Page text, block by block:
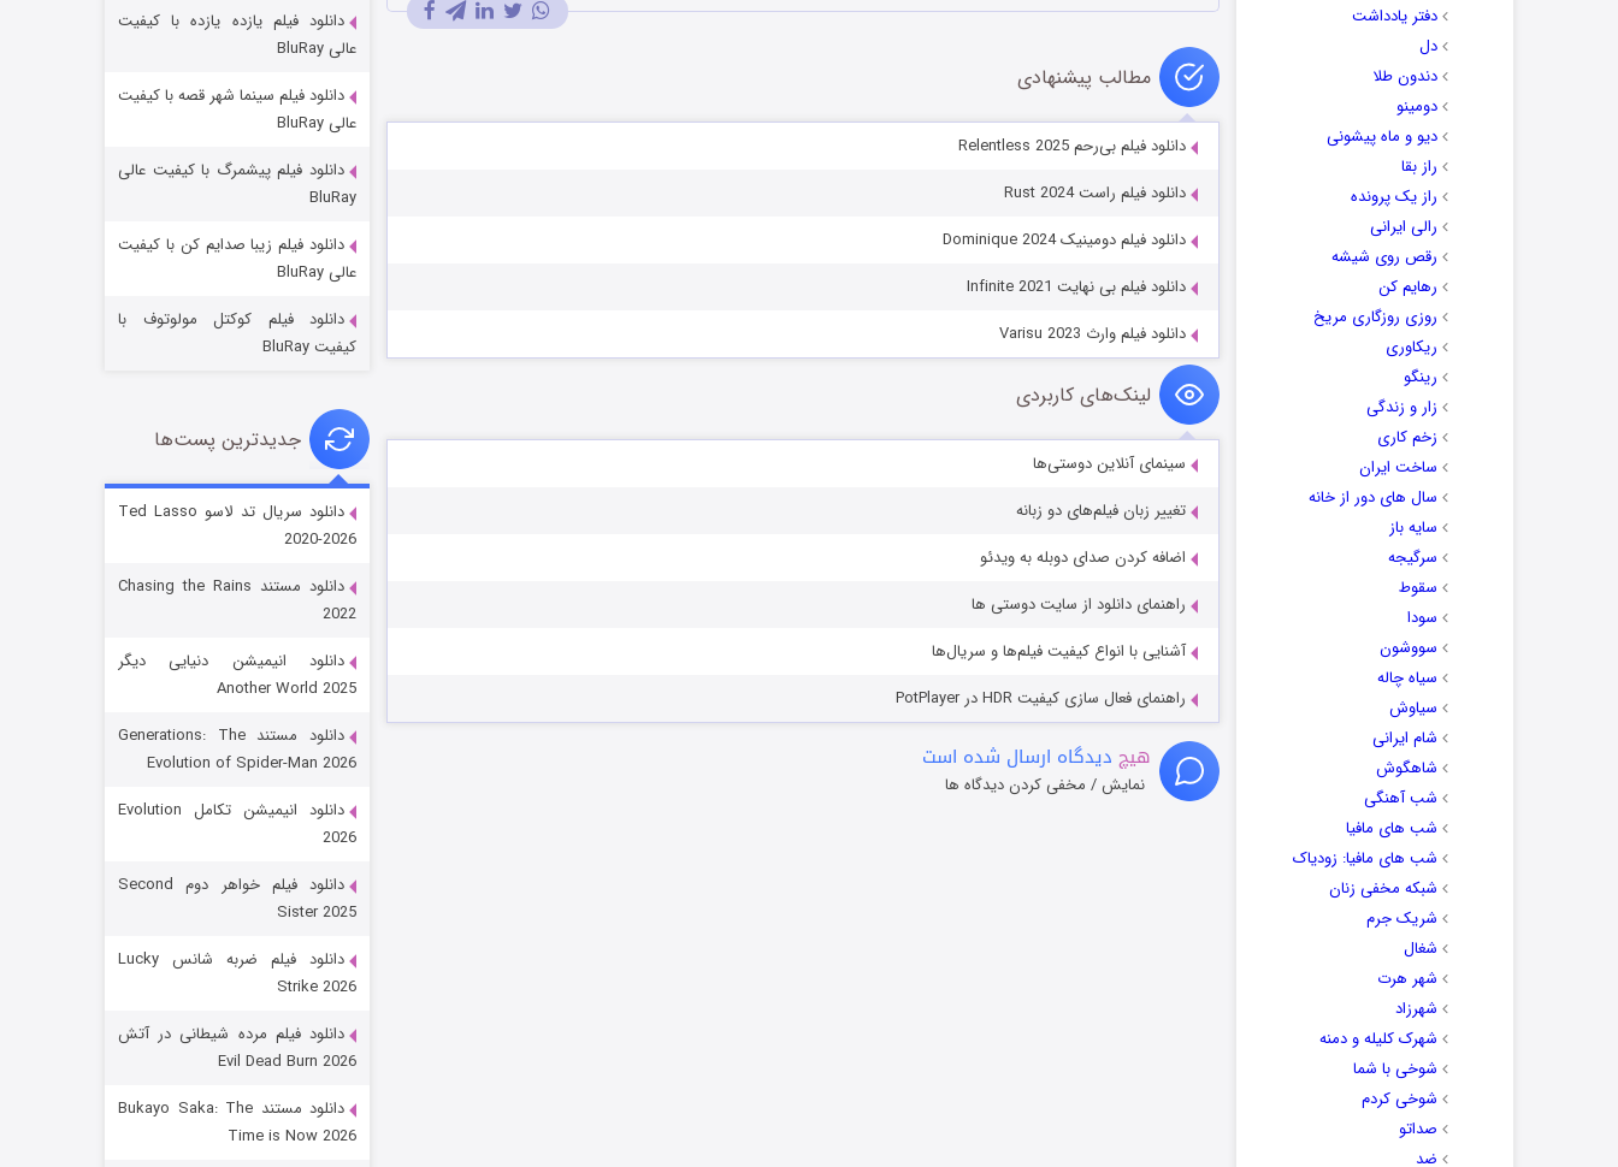
دفتر یادداشت
دل
دندون طلا
دومینو
دیو و ماه پیشونی
راز بقا
راز یک پرونده
رالی ایرانی
رقص روی شیشه
رهایم کن
روزی روزگاری مریخ
ریکاوری
رینگو
زار و زندگی
زخم کاری
ساخت ایران
سال های دور از خانه
سایه باز
سرگیجه
سقوط
سودا
سووشون
سیاه چاله
سیاوش
شام ایرانی
شاهگوش
شب آهنگی
شب های مافیا
شب های مافیا: زودیاک
شبکه مخفی زنان
شریک جرم
شغال
شهر هرت
شهرزاد
شهرک کلیله و دمنه
شوخی با شما
شوخی کردم
صداتو
ضد
مطالب پیشنهادی
دانلود فیلم بی‌رحم Relentless 2025
دانلود فیلم راست Rust 2024
دانلود فیلم دومینیک Dominique 2024
دانلود فیلم بی نهایت Infinite 2021
دانلود فیلم وارث Varisu 2023
لینک‌های کاربردی
سینمای آنلاین دوستی‌ها
تغییر زبان فیلم‌های دو زبانه
اضافه کردن صدای دوبله به ویدئو
راهنمای دانلود از سایت دوستی ها
آشنایی با انواع کیفیت فیلم‌ها و سریال‌ها
راهنمای فعال سازی کیفیت HDR در PotPlayer
هیچ دیدگاه ارسال شده است
نمایش / مخفی کردن دیدگاه ها
جادوگری در مغولستان
قسمت
رویایی برای تو
قسمت
دانلود فیلم یازده یازده با کیفیت
عالی BluRay
دانلود فیلم سینما شهر قصه با کیفیت
عالی BluRay
دانلود فیلم پیشمرگ با کیفیت عالی
BluRay
دانلود فیلم زیبا صدایم کن با کیفیت
عالی BluRay
دانلود فیلم کوکتل مولوتوف با
کیفیت BluRay
جدیدترین پست‌ها
دانلود سریال تد لاسو Ted Lasso
2020-2026
دانلود مستند Chasing the Rains
2022
دانلود انیمیشن دنیایی دیگر
Another World 2025
دانلود مستند Generations: The
Evolution of Spider-Man 2026
دانلود انیمیشن تکامل Evolution
2026
دانلود فیلم خواهر دوم Second
Sister 2025
دانلود فیلم ضربه شانس Lucky
Strike 2026
دانلود فیلم مرده شیطانی در آتش
Evil Dead Burn 2026
دانلود مستند Bukayo Saka: The
Time is Now 2026